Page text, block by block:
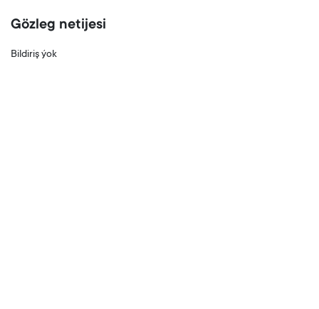
Gözleg netijesi
Bildiriş ýok